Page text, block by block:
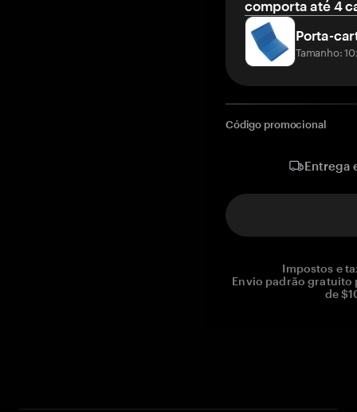
comporta até 4
Porta-
Tamanho:
Código promocional
Entrega
Impostos e
Envio padrão gratuito
de